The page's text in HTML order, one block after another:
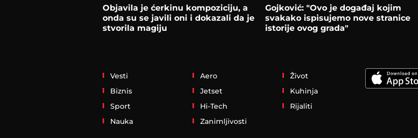
Objavila je ćerkinu kompoziciju, a
onda su se javili oni i dokazali da je
stvorila magiju
Gojković: "Ovo je događaj kojim
svakako ispisujemo nove stranice
istorije ovog grada"
Vesti
Biznis
Sport
Nauka
Aero
Jetset
Hi-Tech
Zanimljivosti
Život
Kuhinja
Rijaliti